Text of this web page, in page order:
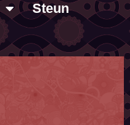
Steun